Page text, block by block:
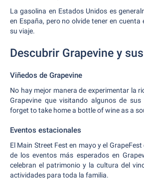
La gasolina en Estados Unidos es
en España, pero no olvide tener en
su viaje.
Descubrir Grapevine y
Viñedos de Grapevine
No hay mejor manera de experimentar la
Grapevine que visitando algunos de sus
forget to take home a bottle of wine as a
Eventos estacionales
El Main Street Fest en mayo y el
de los eventos más esperados en
celebran el patrimonio y la cultura del
actividades para toda la familia.